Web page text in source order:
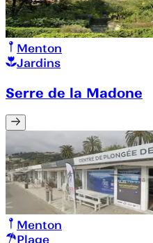
Menton
Jardins
Serre de la Madone
Menton
Plage